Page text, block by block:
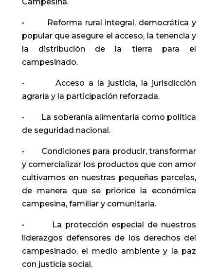
• Reforma rural integral, democrática y
popular que asegure el acceso, la tenencia y
la distribución de la tierra para el
campesinado.
• Acceso a la justicia, la jurisdicción
agraria y la participación reforzada.
• La soberanía alimentaria como política
de seguridad nacional.
• Condiciones para producir, transformar
y comercializar los productos que con amor
cultivamos en nuestras pequeñas parcelas,
de manera que se priorice la económica
campesina, familiar y comunitaria.
• La protección especial de nuestros
liderazgos defensores de los derechos del
campesinado, el medio ambiente y la paz
con justicia social.